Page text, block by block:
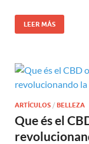
LEER MÁS
ARTÍCULOS / BELLEZA
Que és el